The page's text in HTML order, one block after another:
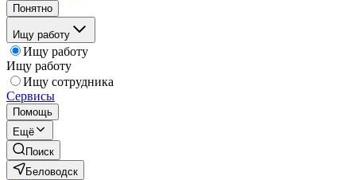
Понятно
Ищу работу
Ищу работу
Ищу работу
Ищу сотрудника
Сервисы
Помощь
Ещё
Поиск
Беловодск